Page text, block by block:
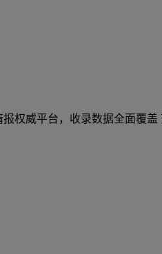
权威平台，收录数据全面覆